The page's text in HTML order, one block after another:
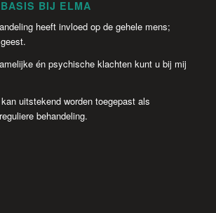
BIJ ELMA
heeft invloed op de gehele mens;
én psychische klachten kunt u bij mij
uitstekend worden toegepast als
behandeling.